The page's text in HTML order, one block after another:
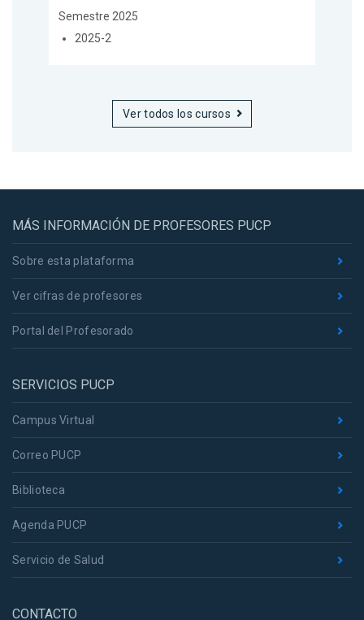
Semestre 2025
2025-2
Ver todos los cursos
MÁS INFORMACIÓN DE PROFESORES PUCP
Sobre esta plataforma
Ver cifras de profesores
Portal del Profesorado
SERVICIOS PUCP
Campus Virtual
Correo PUCP
Biblioteca
Agenda PUCP
Servicio de Salud
CONTACTO